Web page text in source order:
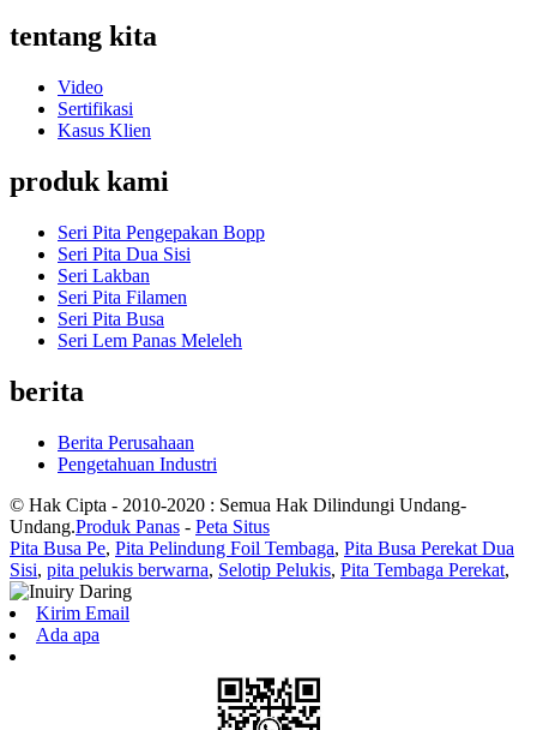
tentang kita
Video
Sertifikasi
Kasus Klien
produk kami
Seri Pita Pengepakan Bopp
Seri Pita Dua Sisi
Seri Lakban
Seri Pita Filamen
Seri Pita Busa
Seri Lem Panas Meleleh
berita
Berita Perusahaan
Pengetahuan Industri
© Hak Cipta - 2010-2020 : Semua Hak Dilindungi Undang-
Undang.Produk Panas - Peta Situs
Pita Busa Pe, Pita Pelindung Foil Tembaga, Pita Busa Perekat Dua
Sisi, pita pelukis berwarna, Selotip Pelukis, Pita Tembaga Perekat,
Kirim Email
Ada apa